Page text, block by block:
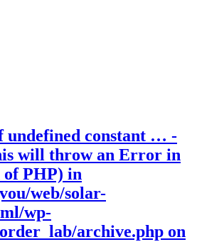
undefined constant … -
will throw an Error in
PHP) in
web/solar-
wp-
archive.php on